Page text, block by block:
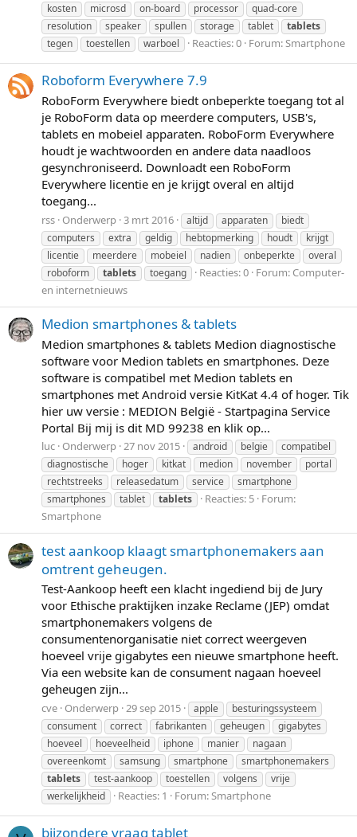
kosten
microsd on-board processor
quad-core
resolution
speaker spullen storage tablet
tablets
tegen
toestellen warboel Reacties: 0 Forum:Smartphone
Roboform Everywhere 7.9
RoboForm Everywhere biedt onbeperkte toegang tot al
je RoboForm data op meerdere computers, USB's,
tablets en mobeiel apparaten. RoboForm Everywhere
houdt je wachtwoorden en andere data naadloos
gesynchroniseerd. Downloadt een RoboForm
Everywhere licentie en je krijgt overal en altijd
toegang...
rss Onderwerp 3 mrt 2016 altijd apparaten
biedt
computers
extra geldig hebtopmerking houdt
krijgt
licentie
meerdere mobeiel nadien onbeperkte
overal
roboform
tablets toegang Reacties: 0 Forum: Computer-
en internetnieuws
Medion smartphones & tablets
Medion smartphones & tablets Medion diagnostische
software voor Medion tablets en smartphones. Deze
software is compatibel met Medion tablets en
smartphones met Android versie KitKat 4.4 of hoger. Tik
hier uw versie : MEDION België - Startpagina Service
Portal Bij mij is dit MD 99238 en klik op...
luc Onderwerp 27 nov 2015 android belgie
compatibel
diagnostische
hoger kitkat medion november
portal
rechtstreeks
releasedatum service
smartphone
smartphones
tablet tablets Reacties: 5 Forum:
Smartphone
test aankoop klaagt smartphonemakers aan
omtrent geheugen.
Test-Aankoop heeft een klacht ingediend bij de Jury
voor Ethische praktijken inzake Reclame (JEP) omdat
smartphonemakers volgens de
consumentenorganisatie niet correct weergeven
hoeveel vrije gigabytes een nieuwe smartphone heeft.
Via een website kan de consument nagaan hoeveel
geheugen zijn...
cve Onderwerp 29 sep 2015 apple
besturingssysteem
consument
correct fabrikanten geheugen
gigabytes
hoeveel
hoeveelheid iphone manier
nagaan
overeenkomt
samsung smartphone
smartphonemakers
tablets
test-aankoop toestellen volgens
vrije
werkelijkheid
Reacties: 1 Forum:Smartphone
bijzondere vraag tablet